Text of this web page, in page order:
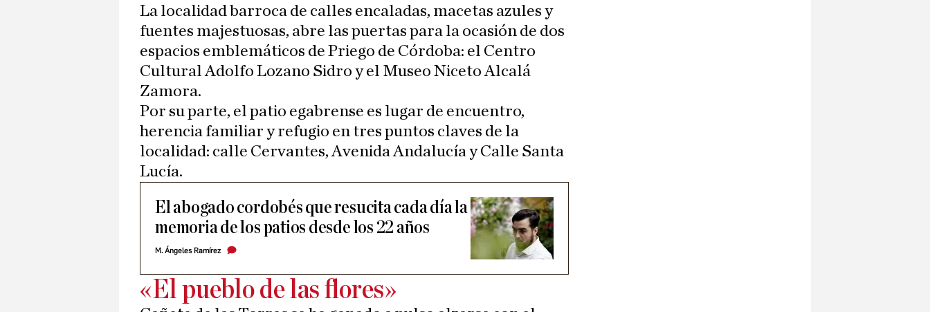
La localidad barroca de calles encaladas, macetas azules y
fuentes majestuosas, abre las puertas para la ocasión de dos
espacios emblemáticos de Priego de Córdoba: el Centro
Cultural Adolfo Lozano Sidro y el Museo Niceto Alcalá
Zamora.
Por su parte, el patio egabrense es lugar de encuentro,
herencia familiar y refugio en tres puntos claves de la
localidad: calle Cervantes, Avenida Andalucía y Calle Santa
Lucía.
El abogado cordobés que resucita cada día la
memoria de los patios desde los 22 años
M. Ángeles Ramírez
«El pueblo de las flores»